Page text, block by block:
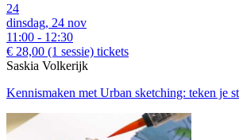
24
dinsdag, 24 nov
11:00 - 12:30
€ 28,00 (1 sessie) tickets
Saskia Volkerijk
Kennismaken met Urban sketching: teken je